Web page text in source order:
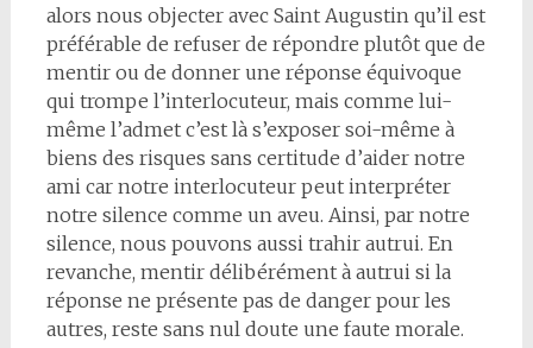
alors nous objecter avec Saint Augustin qu’il est
préférable de refuser de répondre plutôt que de
mentir ou de donner une réponse équivoque
qui trompe l’interlocuteur, mais comme lui-
même l’admet c’est là s’exposer soi-même à
biens des risques sans certitude d’aider notre
ami car notre interlocuteur peut interpréter
notre silence comme un aveu. Ainsi, par notre
silence, nous pouvons aussi trahir autrui. En
revanche, mentir délibérément à autrui si la
réponse ne présente pas de danger pour les
autres, reste sans nul doute une faute morale.